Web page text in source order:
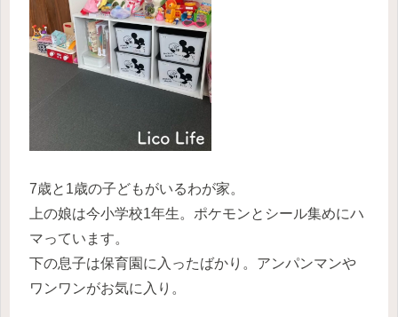
7歳と1歳の子どもがいるわが家。
上の娘は今小学校1年生。ポケモンとシール集めにハ
マっています。
下の息子は保育園に入ったばかり。アンパンマンや
ワンワンがお気に入り。